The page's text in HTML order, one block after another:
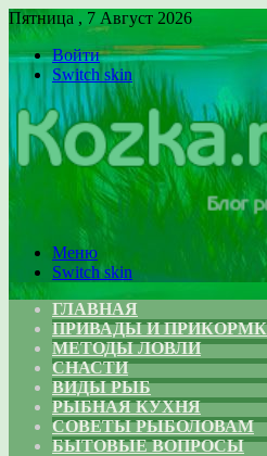
Пятница , 7 Август 2026
Войти
Switch skin
Меню
Switch skin
ГЛАВНАЯ
ПРИВАДЫ И
МЕТОДЫ ЛОВЛИ
СНАСТИ
ВИДЫ РЫБ
РЫБНАЯ КУХНЯ
СОВЕТЫ РЫБОЛОВАМ
БЫТОВЫЕ ВОПРОСЫ